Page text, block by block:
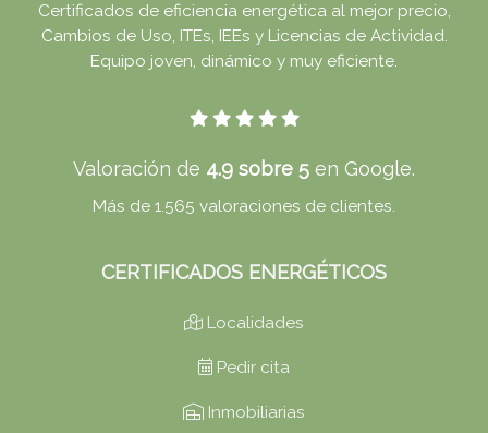
Certificados de eficiencia energética al mejor precio,
Cambios de Uso, ITEs, IEEs y Licencias de Actividad.
Equipo joven, dinámico y muy eficiente.
Valoración de 4.9 sobre 5 en Google.
Más de 1.565 valoraciones de clientes.
CERTIFICADOS ENERGÉTICOS
Localidades
Pedir cita
Inmobiliarias